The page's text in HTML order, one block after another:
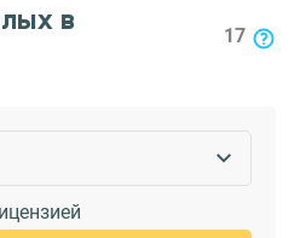
в
17